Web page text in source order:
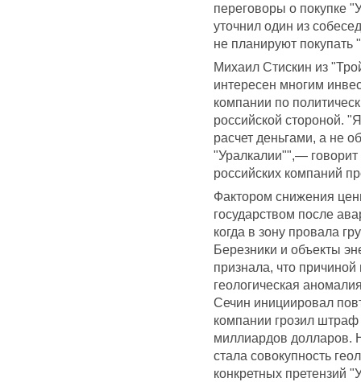
переговоры о покупке
уточнил один из
не планируют покупать
Михаил Стискин из
интересен многим
компании по
российской стороной.
расчет деньгами, а не
"Уралкалии"",— говорит
российских компаний
Фактором снижения
государством после
когда в зону провала
Березники и объекты
признала, что
геологическая
Сечин инициировал
компании грозил
миллиардов долларов.
стала совокупность
конкретных претензий